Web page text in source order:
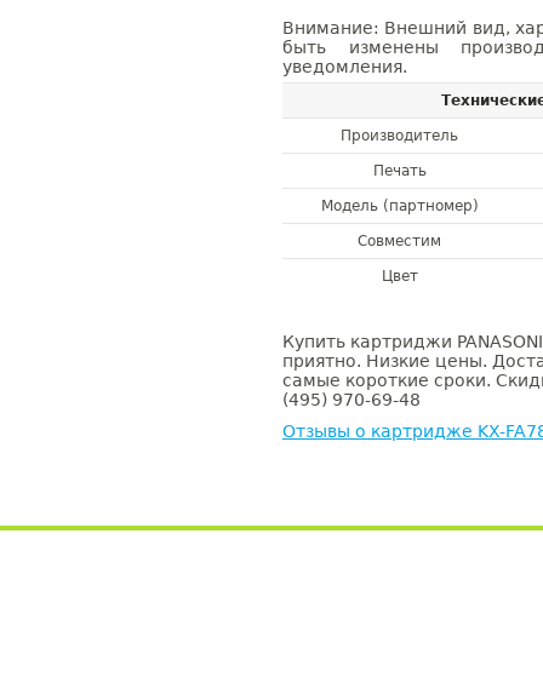
Внимание: Внешний вид,
быть изменены
уведомления.
Производитель
Печать
Модель (партномер)
Совместим
Цвет
Купить картриджи
приятно. Низкие цены.
самые короткие сроки.
(495) 970-69-48
Отзывы о картридже KX-